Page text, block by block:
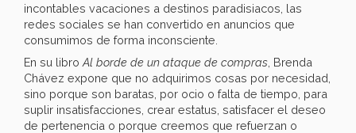
incontables vacaciones a destinos paradisiacos, las
redes sociales se han convertido en anuncios que
consumimos de forma inconsciente.
En su libro Al borde de un ataque de compras , Brenda
Chávez expone que no adquirimos cosas por necesidad,
sino porque son baratas, por ocio o falta de tiempo, para
suplir insatisfacciones, crear estatus, satisfacer el deseo
de pertenencia o porque creemos que refuerzan o